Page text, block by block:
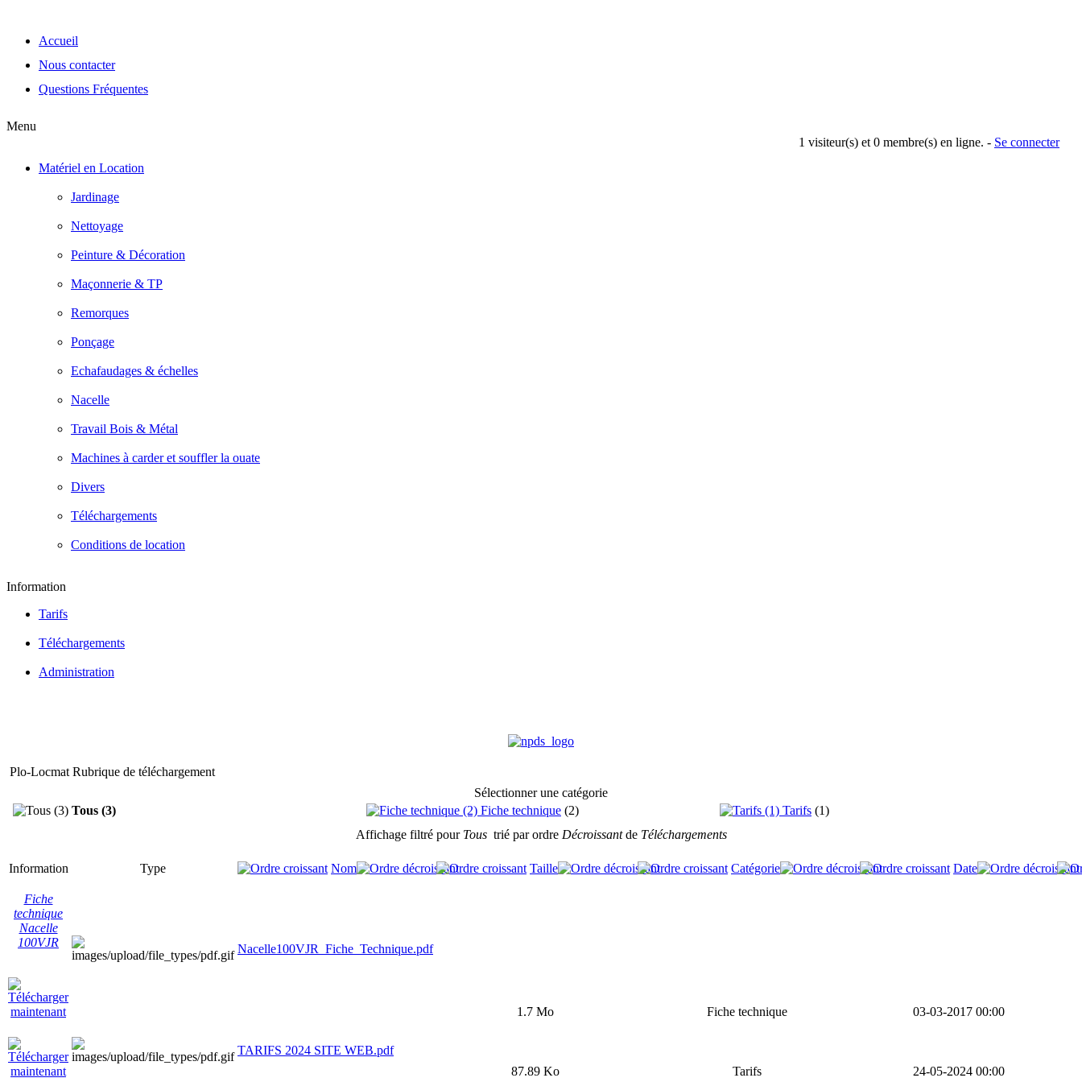
1 visiteur(s) et 0 membre(s) en ligne. - Se connecter
Accueil
Nous contacter
Questions Fréquentes
Menu
Matériel en Location
Jardinage
Nettoyage
Peinture & Décoration
Maçonnerie & TP
Remorques
Ponçage
Echafaudages & échelles
Nacelle
Travail Bois & Métal
Machines à carder et souffler la ouate
Divers
Téléchargements
Conditions de location
Information
Tarifs
Téléchargements
Administration
Plo-Locmat Rubrique de téléchargement
Sélectionner une catégorie
Tous (3)
Fiche technique (2) Tarifs (1)
Affichage filtré pour Toustrié par ordre Décroissantde Téléchargements
Information Type Nom Taille Catégorie Date
Fiche
technique
Nacelle
100VJR
Nacelle100VJR_Fiche_Technique.pdf
1.7 Mo Fiche technique 03-03-2017 00:00
TARIFS 2024 SITE WEB.pdf
87.89 Ko
Tarifs 24-05-2024 00:00